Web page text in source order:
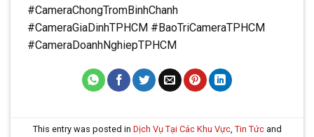
#CameraChongTromBinhChanh
#CameraGiaDinhTPHCM #BaoTriCameraTPHCM
#CameraDoanhNghiepTPHCM
This entry was posted in Dịch Vụ Tại Các Khu Vực, Tin Tứcand